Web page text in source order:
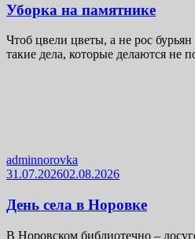
Уборка на памятнике
Чтоб цвели цветы, а не рос
такие дела, которые делаются не
adminnorovka
31.07.202602.08.2026
День села в Норовке
В Норовском библиотечно –